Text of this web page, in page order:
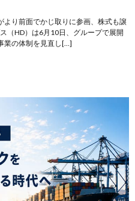
より前面でかじ取りに参画、株式も譲
（HD）は6月10日、グループで展開
業の体制を見直し[…]